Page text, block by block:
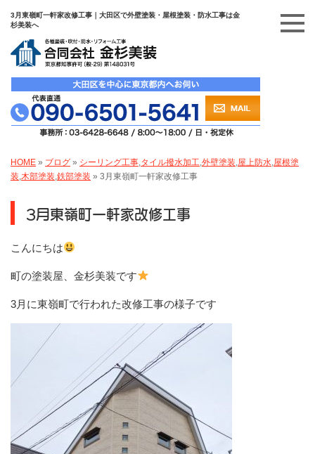
3月東嶺町一軒家改修工事｜大田区で外壁塗装・屋根塗装・防水工事は金
杉美装へ
HOME » ブログ » シーリング工事 タイル撥水加工 外壁塗装 屋上防水 屋根塗
装 木部塗装 鉄部塗装 » 3月東嶺町一軒家改修工事
3月東嶺町一軒家改修工事
こんにちは
町の塗装屋、金杉美装です
3月に東嶺町で行われた改修工事の様子です